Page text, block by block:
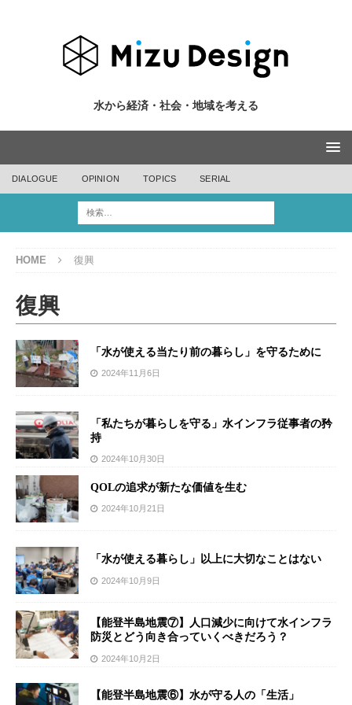
水から経済・社会・地域を考える
DIALOGUE OPINION TOPICS SERIAL
HOME 復興
復興
「水が使える当たり前の暮らし」を守るために
2024年11月6日
「私たちが暮らしを守る」水インフラ従事者の矜
持
2024年10月30日
QOLの追求が新たな価値を生む
2024年10月21日
「水が使える暮らし」以上に大切なことはない
2024年10月9日
【能登半島地震⑦】人口減少に向けて水インフラ
防災とどう向き合っていくべきだろう？
2024年10月2日
【能登半島地震⑥】水が守る人の「生活」